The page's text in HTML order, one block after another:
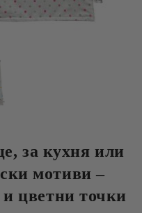
за кухня или
мотиви –
цветни точки